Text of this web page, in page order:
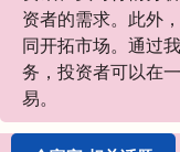
资者的需求。此外
同开拓市场。通过
务，投资者可以在
易。